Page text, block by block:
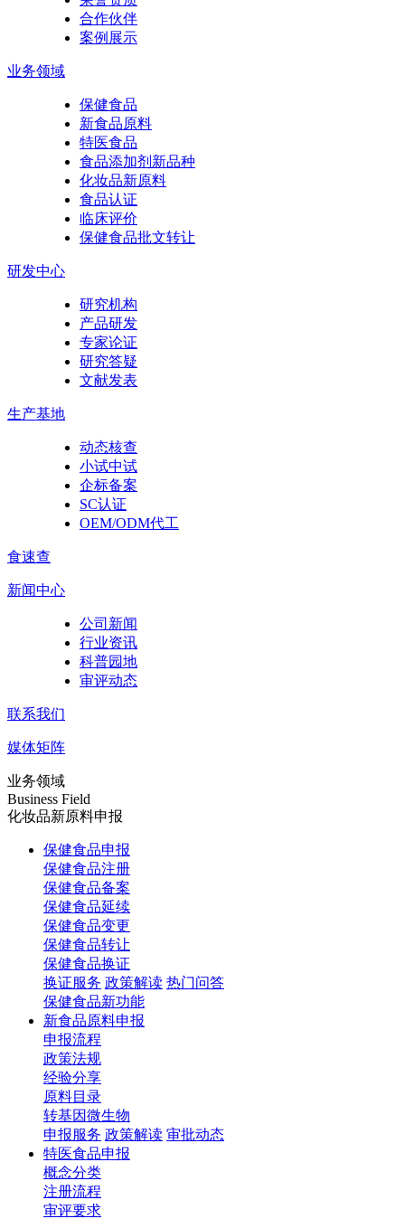
合作伙伴
案例展示
业务领域
保健食品
新食品原料
特医食品
食品添加剂新品种
化妆品新原料
食品认证
临床评价
保健食品批文转让
研发中心
研究机构
产品研发
专家论证
研究答疑
文献发表
生产基地
动态核查
小试中试
企标备案
SC认证
OEM/ODM代工
食速查
新闻中心
公司新闻
行业资讯
科普园地
审评动态
联系我们
媒体矩阵
业务领域
Business Field
化妆品新原料申报
保健食品申报
保健食品注册
保健食品备案
保健食品延续
保健食品变更
保健食品转让
保健食品换证
换证服务 政策解读 热门问答
保健食品新功能
新食品原料申报
申报流程
政策法规
经验分享
原料目录
转基因微生物
申报服务 政策解读 审批动态
特医食品申报
概念分类
注册流程
审评要求